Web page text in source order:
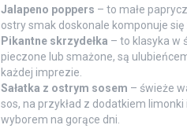
Jalapeno poppers – to małe
ostry smak doskonale komponuje
Pikantne skrzydełka – to klasyka w
pieczone lub smażone, są
każdej imprezie.
Sałatka z ostrym sosem – świeże
sos, na przykład z dodatkiem
wyborem na gorące dni.